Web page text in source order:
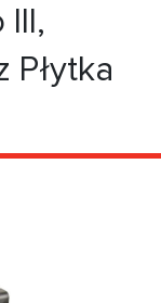
Płytka